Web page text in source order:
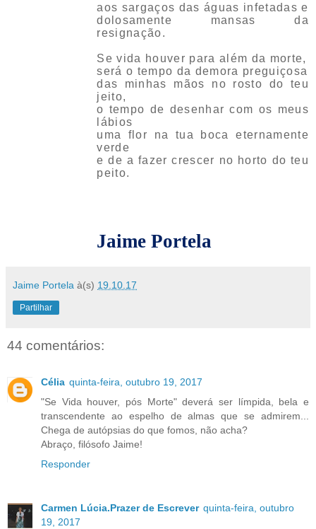
aos sargaços das águas infetadas e
dolosamente mansas da
resignação.
Se vida houver para além da morte,
será o tempo da demora preguiçosa
das minhas mãos no rosto do teu
jeito,
o tempo de desenhar com os meus
lábios
uma flor na tua boca eternamente
verde
e de a fazer crescer no horto do teu
peito.
Jaime Portela
Jaime Portela à(s) 19.10.17
Partilhar
44 comentários:
Célia quinta-feira, outubro 19, 2017
"Se Vida houver, pós Morte" deverá ser límpida, bela e
transcendente ao espelho de almas que se admirem...
Chega de autópsias do que fomos, não acha?
Abraço, filósofo Jaime!
Responder
Carmen Lúcia.Prazer de Escrever quinta-feira, outubro
19, 2017